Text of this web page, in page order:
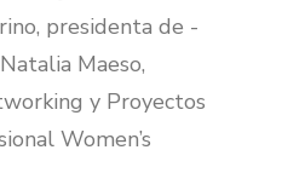
presidenta de
Maeso,
y Proyectos
Women’s